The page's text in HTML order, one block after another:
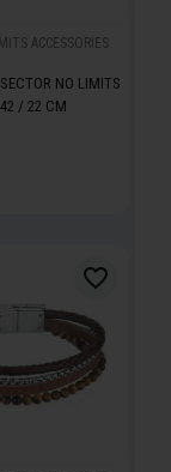
ACCESSORIES
NO LIMITS
/ 22 CM
favorite_border